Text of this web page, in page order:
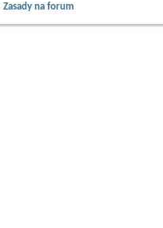
Zasady na forum